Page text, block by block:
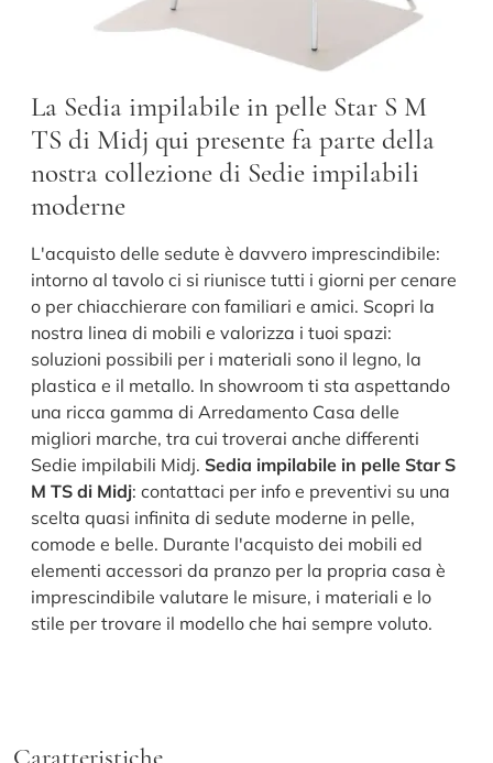
La Sedia impilabile in pelle Star S M
TS di Midj qui presente fa parte della
nostra collezione di Sedie impilabili
moderne
L'acquisto delle sedute è davvero imprescindibile:
intorno al tavolo ci si riunisce tutti i giorni per cenare
o per chiacchierare con familiari e amici. Scopri la
nostra linea di mobili e valorizza i tuoi spazi:
soluzioni possibili per i materiali sono il legno, la
plastica e il metallo. In showroom ti sta aspettando
una ricca gamma di Arredamento Casa delle
migliori marche, tra cui troverai anche differenti
Sedie impilabili Midj. Sedia impilabile in pelle Star S
M TS di Midj: contattaci per info e preventivi su una
scelta quasi infinita di sedute moderne in pelle,
comode e belle. Durante l'acquisto dei mobili ed
elementi accessori da pranzo per la propria casa è
imprescindibile valutare le misure, i materiali e lo
stile per trovare il modello che hai sempre voluto.
Caratteristiche